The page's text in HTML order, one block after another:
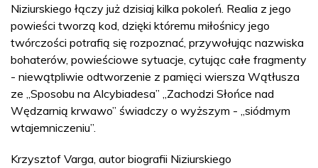
Niziurskiego łączy już dzisiaj kilka pokoleń. Realia z jego
powieści tworzą kod, dzięki któremu miłośnicy jego
twórczości potrafią się rozpoznać, przywołując nazwiska
bohaterów, powieściowe sytuacje, cytując całe fragmenty
- niewątpliwie odtworzenie z pamięci wiersza Wątłusza
ze „Sposobu na Alcybiadesa” „Zachodzi Słońce nad
Wędzarnią krwawo” świadczy o wyższym - „siódmym
wtajemniczeniu”.
Krzysztof Varga, autor biografii Niziurskiego